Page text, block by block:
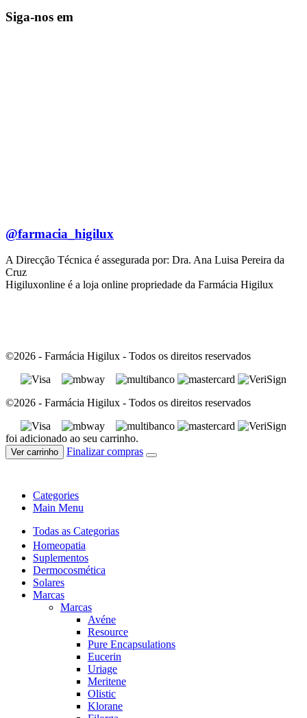
Siga-nos em
@farmacia_higilux
A Direcção Técnica é assegurada por: Dra. Ana Luisa Pereira da
Cruz
Higiluxonline é a loja online propriedade da Farmácia Higilux
©2026 - Farmácia Higilux - Todos os direitos reservados
©2026 - Farmácia Higilux - Todos os direitos reservados
foi adicionado ao seu carrinho.
Ver carrinho Finalizar compras
Categories
Main Menu
Todas as Categorias
Homeopatia
Suplementos
Dermocosmética
Solares
Marcas
Marcas
Avéne
Resource
Pure Encapsulations
Eucerin
Uriage
Meritene
Olistic
Klorane